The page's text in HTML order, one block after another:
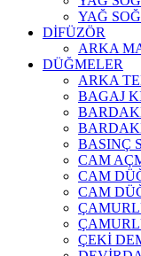
YAĞ
DİFÜZÖR
ARKA
DÜĞMELER
ARKA
BAGAJ
BASINÇ
CAM
CAM
CAM
ÇEKİ